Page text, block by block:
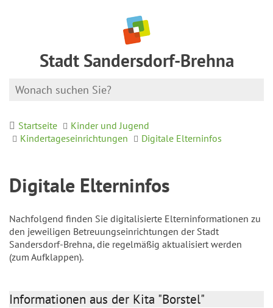
Stadt Sandersdorf-Brehna
Startseite
Kinder und Jugend
Kindertageseinrichtungen
Digitale Elterninfos
Digitale Elterninfos
Nachfolgend finden Sie digitalisierte Elterninformationen zu
den jeweiligen Betreuungseinrichtungen der Stadt
Sandersdorf-Brehna, die regelmäßig aktualisiert werden
(zum Aufklappen).
Informationen aus der Kita "Borstel"